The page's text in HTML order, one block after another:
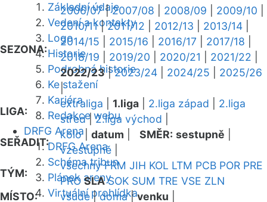
Základní údaje
Vedení a kontakty
Logo
Historie
Podrobná historie
Ke stažení
Kariéra
Redakce webu
DRFG Arena
DRFG Arena
Schéma tribun
Plánek areny
Virtuální prohlídka
SEZONA:
2006/07|2007/08 2008/09 2009/10
2010/11|2011/12 2012/13 2013/14
2014/15
2015/16 2016/17 2017/18
2018/19
2019/20 2020/21 2021/22
2022/23|2023/24 2024/25
2025/26
|
LIGA:
extraliga 1.liga 2.liga západ
2.liga
střed|2.liga východ
SEŘADIT:
kolo| datum SMĚR: sestupně
vzestupně
TÝM:
všechny FRM JIH KOL LTM PCB POR PRE
PRO SLA SOK SUM TRE VSE ZLN
MÍSTO:
všude|doma|venku